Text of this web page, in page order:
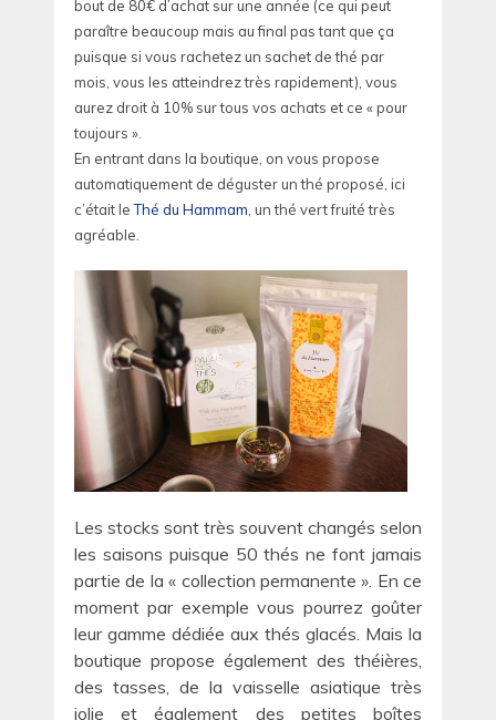
bout de 80€ d’achat sur une année (ce qui peut
paraître beaucoup mais au final pas tant que ça
puisque si vous rachetez un sachet de thé par
mois, vous les atteindrez très rapidement), vous
aurez droit à 10% sur tous vos achats et ce « pour
toujours ».
En entrant dans la boutique, on vous propose
automatiquement de déguster un thé proposé, ici
c’était leThé du Hammam, un thé vert fruité très
agréable.
Les stocks sont très souvent changés selon
les saisons puisque 50 thés ne font jamais
partie de la « collection permanente ». En ce
moment par exemple vous pourrez goûter
leur gamme dédiée aux thés glacés. Mais la
boutique propose également des théières,
des tasses, de la vaisselle asiatique très
jolie et également des petites boîtes